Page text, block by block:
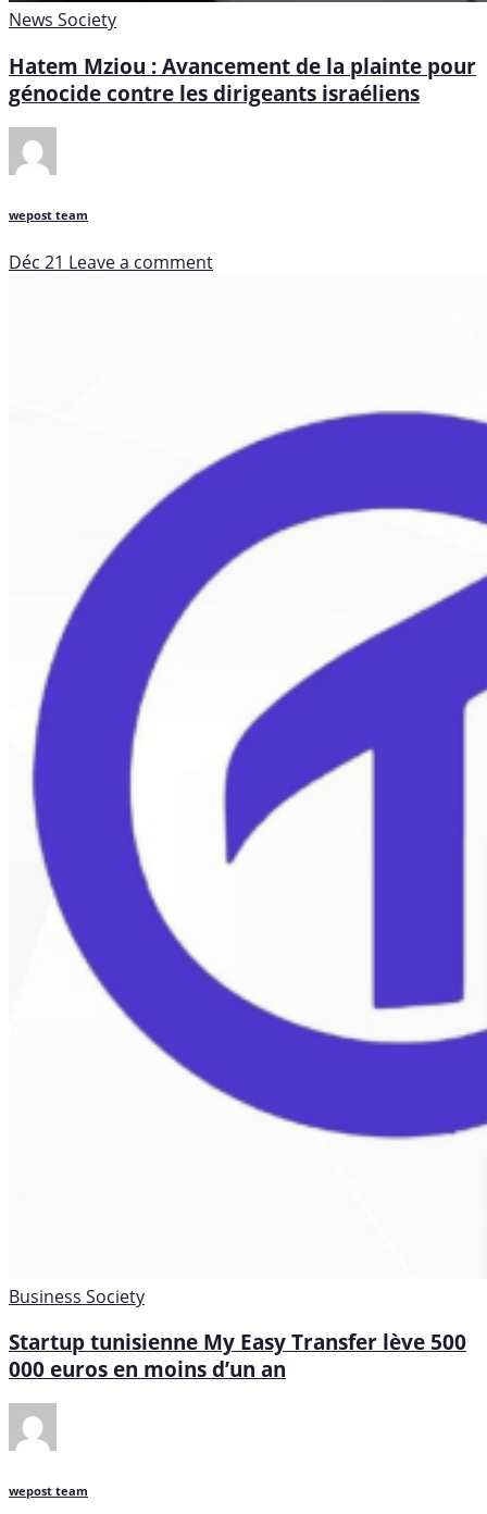
News Society
Hatem Mziou : Avancement de la plainte pour
génocide contre les dirigeants israéliens
wepost team
Déc 21 Leave a comment
Business Society
Startup tunisienne My Easy Transfer lève 500
000 euros en moins d’un an
wepost team